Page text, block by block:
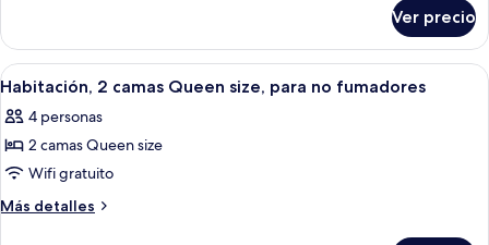
cama
Queen
size,
para
no
fumadores
estudio,
cama
size,
para
fumadores
Ver precio
Abrir
todas
las
fotos
de
Habitación,
Una habitación de hotel con dos
5
Habitación, 2 camas Queen size, para no fumadores
4 personas
2 camas Queen size
Wifi gratuito
Más detalles
Más